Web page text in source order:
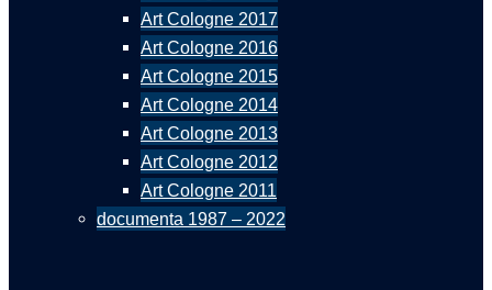
Art Cologne 2017
Art Cologne 2016
Art Cologne 2015
Art Cologne 2014
Art Cologne 2013
Art Cologne 2012
Art Cologne 2011
documenta 1987 – 2022